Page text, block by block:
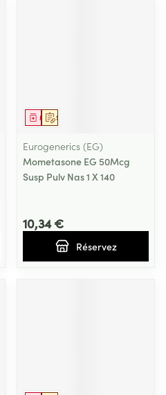
Sur prescription
Médicament
Eurogenerics (EG)
Mometasone EG 50Mcg
Susp Pulv Nas 1 X 140
10,34 €
Réservez